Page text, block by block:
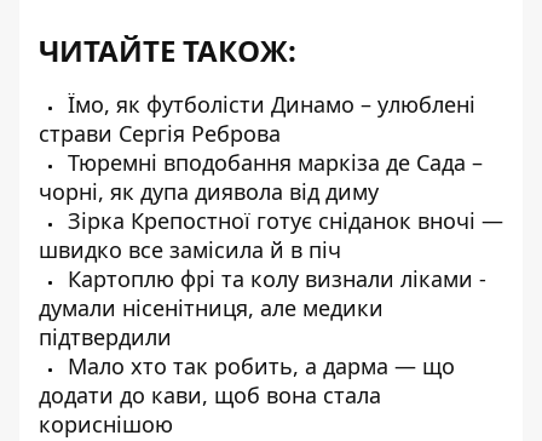
ЧИТАЙТЕ ТАКОЖ:
Їмо, як футболісти Динамо – улюблені
страви Сергія Реброва
Тюремні вподобання маркіза де Сада –
чорні, як дупа диявола від диму
Зірка Крепостної готує сніданок вночі —
швидко все замісила й в піч
Картоплю фрі та колу визнали ліками -
думали нісенітниця, але медики
підтвердили
Мало хто так робить, а дарма — що
додати до кави, щоб вона стала
кориснішою